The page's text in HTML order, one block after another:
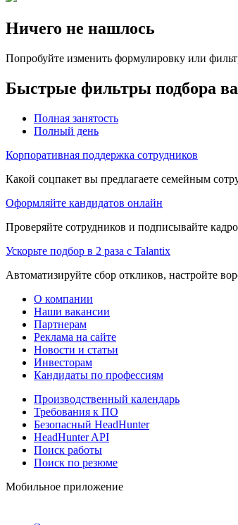
Ничего не нашлось
Попробуйте изменить формулировку или
Быстрые фильтры подбора
Полная занятость
Полный день
Корпоративная поддержка сотрудников
Какой соцпакет вы предлагаете семейным
Оформляйте кандидатов онлайн
Проверяйте сотрудников и подписывайте
Ускорьте подбор в 2 раза с Talantix
Автоматизируйте сбор откликов, настройте
О компании
Наши вакансии
Партнерам
Реклама на сайте
Новости и статьи
Инвесторам
Кандидаты по профессиям
Производственный календарь
Требования к ПО
Безопасный HeadHunter
HeadHunter API
Поиск работы
Поиск по резюме
Мобильное приложение